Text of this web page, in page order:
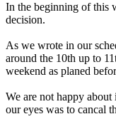
In the beginning of this
decision.
As we wrote in our
around the 10th up to
weekend as planed
We are not happy
our eyes was to cancal